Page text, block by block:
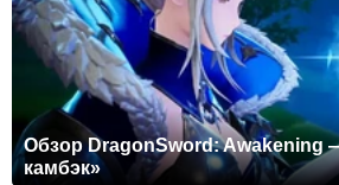
Обзор DragonSword: Awakening
камбэк»